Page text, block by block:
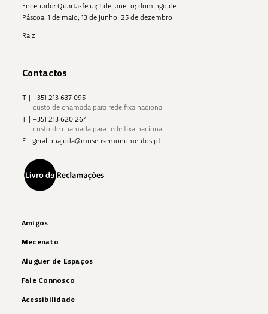
Encerrado: Quarta-feira; 1 de janeiro; domingo de
Páscoa; 1 de maio; 13 de junho; 25 de dezembro
Raiz
Contactos
T
+351 213 637 095
custo de chamada para rede fixa nacional
T
+351 213 620 264
custo de chamada para rede fixa nacional
E
geral.pnajuda@museusemonumentos.pt
Amigos
Mecenato
Aluguer de Espaços
Fale Connosco
Acessibilidade